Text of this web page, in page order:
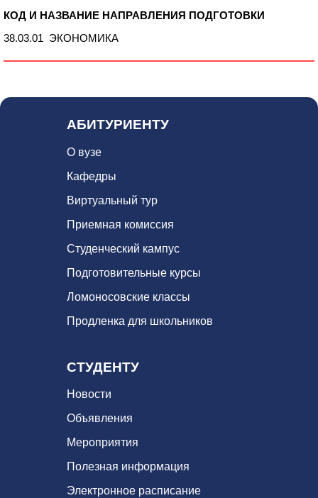
КОД И НАЗВАНИЕ НАПРАВЛЕНИЯ ПОДГОТОВКИ
38.03.01 ЭКОНОМИКА
АБИТУРИЕНТУ
О вузе
Кафедры
Виртуальный тур
Приемная комиссия
Студенческий кампус
Подготовительные курсы
Ломоносовские классы
Продленка для школьников
СТУДЕНТУ
Новости
Объявления
Мероприятия
Полезная информация
Электронное расписание